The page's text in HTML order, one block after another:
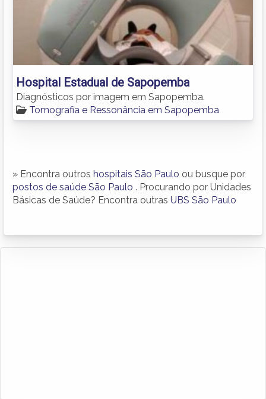
Hospital Estadual de Sapopemba
Diagnósticos por imagem em Sapopemba.
Tomografia e Ressonância em Sapopemba
» Encontra outros hospitais São Paulo ou busque por
postos de saúde São Paulo . Procurando por Unidades
Básicas de Saúde? Encontra outras UBS São Paulo